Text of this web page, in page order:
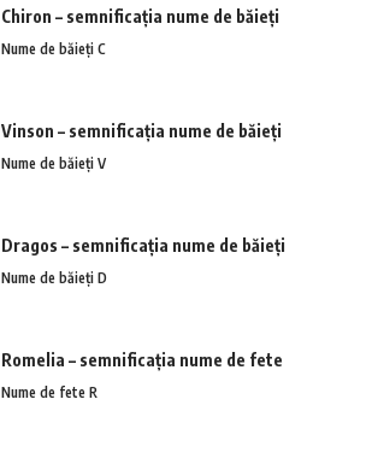
Chiron – semnificația nume de băieți
Nume de băieți C
Vinson – semnificația nume de băieți
Nume de băieți V
Dragos – semnificația nume de băieți
Nume de băieți D
Romelia – semnificația nume de fete
Nume de fete R